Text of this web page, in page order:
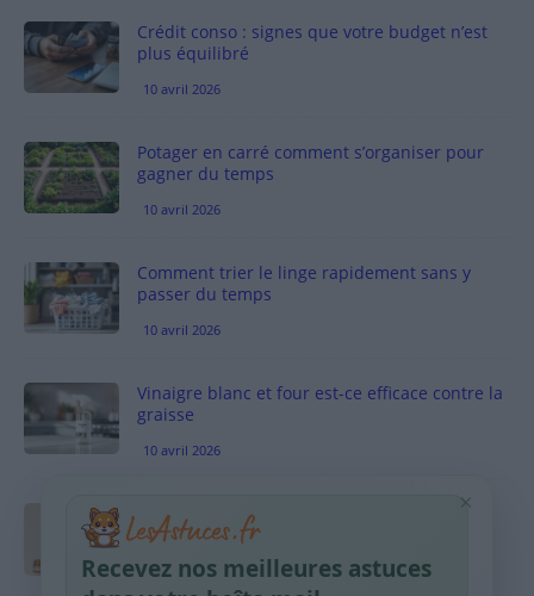
Crédit conso : signes que votre budget n’est
plus équilibré
10 avril 2026
Potager en carré comment s’organiser pour
gagner du temps
10 avril 2026
Comment trier le linge rapidement sans y
passer du temps
10 avril 2026
Vinaigre blanc et four est-ce efficace contre la
graisse
10 avril 2026
Taches pigmentaires : routine simple +
habitudes qui aident
9 avril 2026
×
Recevez nos meilleures astuces